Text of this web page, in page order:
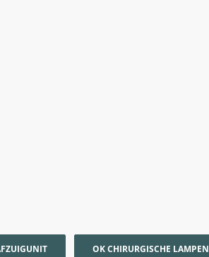
OK CHIRURGISCHE LAMPEN